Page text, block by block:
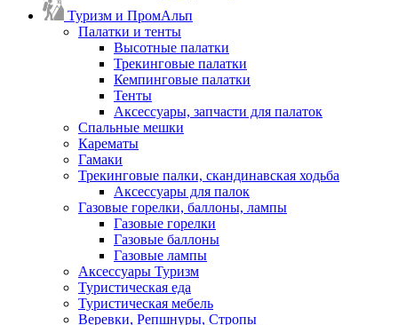
Туризм и ПромАльп
Палатки и тенты
Высотные палатки
Трекинговые палатки
Кемпинговые палатки
Тенты
Аксессуары, запчасти для палаток
Спальные мешки
Карематы
Гамаки
Трекинговые палки, скандинавская ходьба
Аксессуары для палок
Газовые горелки, баллоны, лампы
Газовые горелки
Газовые баллоны
Газовые лампы
Аксессуары Туризм
Туристическая еда
Туристическая мебель
Веревки, Репшнуры, Стропы